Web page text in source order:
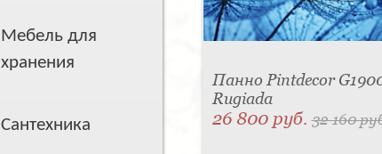
Мебель для
хранения
Сантехника
Панно Pintdecor
Rugiada
26 800 руб.32 160